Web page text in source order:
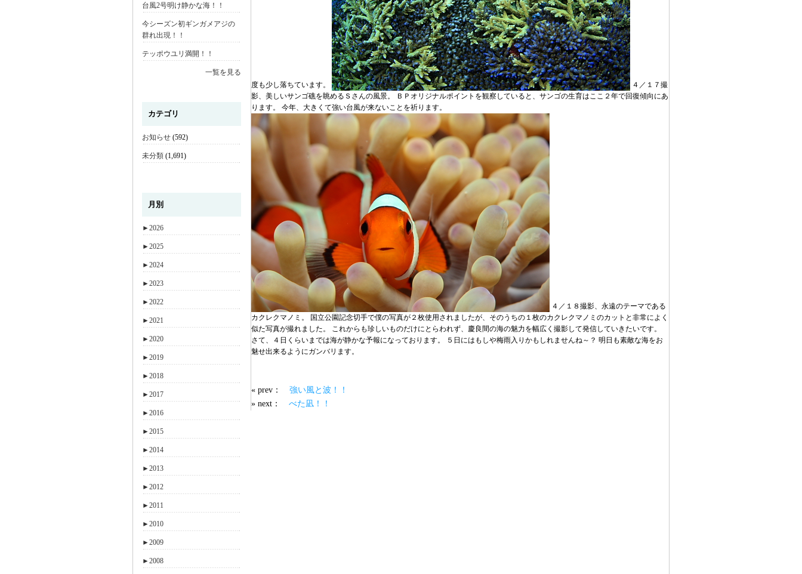
台風2号明け静かな海！！
今シーズン初ギンガメアジの
群れ出現！！
テッポウユリ満開！！
一覧を見る
カテゴリ
お知らせ (592)
未分類 (1,691)
月別
►2026
►2025
►2024
►2023
►2022
►2021
►2020
►2019
►2018
►2017
►2016
►2015
►2014
►2013
►2012
►2011
►2010
►2009
►2008
度も少し落ちています。
４／１７撮
影、美しいサンゴ礁を眺めるＳさんの風景。 ＢＰオリジナルポイントを観察していると、サンゴの生育はここ２年で回復傾向にあ
ります。 今年、大きくて強い台風が来ないことを祈ります。
４／１８撮影、永遠のテーマである
カクレクマノミ。 国立公園記念切手で僕の写真が２枚使用されましたが、そのうちの１枚のカクレクマノミのカットと非常によく
似た写真が撮れました。 これからも珍しいものだけにとらわれず、慶良間の海の魅力を幅広く撮影して発信していきたいです。
さて、４日くらいまでは海が静かな予報になっております。 ５日にはもしや梅雨入りかもしれませんね～？ 明日も素敵な海をお
魅せ出来るようにガンバリます。
« prev： 強い風と波！！
» next： べた凪！！